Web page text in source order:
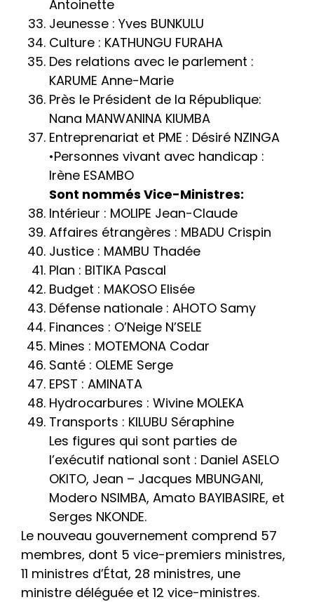
Antoinette
Jeunesse : Yves BUNKULU
Culture : KATHUNGU FURAHA
Des relations avec le parlement :
KARUME Anne-Marie
Près le Président de la République:
Nana MANWANINA KIUMBA
Entreprenariat et PME : Désiré NZINGA
•Personnes vivant avec handicap :
Irène ESAMBO
Sont nommés Vice-Ministres:
Intérieur : MOLIPE Jean-Claude
Affaires étrangères : MBADU Crispin
Justice : MAMBU Thadée
Plan : BITIKA Pascal
Budget : MAKOSO Elisée
Défense nationale : AHOTO Samy
Finances : O’Neige N’SELE
Mines : MOTEMONA Codar
Santé : OLEME Serge
EPST : AMINATA
Hydrocarbures : Wivine MOLEKA
Transports : KILUBU Séraphine
Les figures qui sont parties de
l’exécutif national sont : Daniel ASELO
OKITO, Jean – Jacques MBUNGANI,
Modero NSIMBA, Amato BAYIBASIRE, et
Serges NKONDE.
Le nouveau gouvernement comprend 57
membres, dont 5 vice-premiers ministres,
11 ministres d’État, 28 ministres, une
ministre déléguée et 12 vice-ministres.